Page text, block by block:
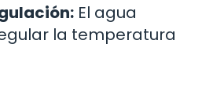
El agua
la temperatura